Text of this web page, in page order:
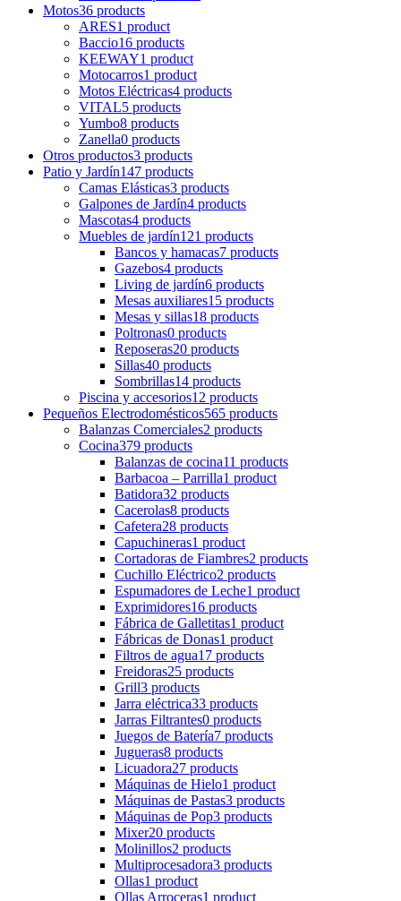
Motos36 products
ARES1 product
Baccio16 products
KEEWAY1 product
Motocarros1 product
Motos Eléctricas4 products
VITAL5 products
Yumbo8 products
Zanella0 products
Otros productos3 products
Patio y Jardín147 products
Camas Elásticas3 products
Galpones de Jardín4 products
Mascotas4 products
Muebles de jardín121 products
Bancos y hamacas7 products
Gazebos4 products
Living de jardín6 products
Mesas auxiliares15 products
Mesas y sillas18 products
Poltronas0 products
Reposeras20 products
Sillas40 products
Sombrillas14 products
Piscina y accesorios12 products
Pequeños Electrodomésticos565 products
Balanzas Comerciales2 products
Cocina379 products
Balanzas de cocina11 products
Barbacoa – Parrilla1 product
Batidora32 products
Cacerolas8 products
Cafetera28 products
Capuchineras1 product
Cortadoras de Fiambres2 products
Cuchillo Eléctrico2 products
Espumadores de Leche1 product
Exprimidores16 products
Fábrica de Galletitas1 product
Fábricas de Donas1 product
Filtros de agua17 products
Freidoras25 products
Grill3 products
Jarra eléctrica33 products
Jarras Filtrantes0 products
Juegos de Batería7 products
Jugueras8 products
Licuadora27 products
Máquinas de Hielo1 product
Máquinas de Pastas3 products
Máquinas de Pop3 products
Mixer20 products
Molinillos2 products
Multiprocesadora3 products
Ollas1 product
Ollas Arroceras1 product